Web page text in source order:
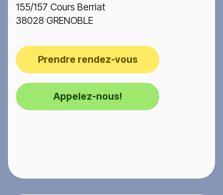
155/157 Cours Berriat
38028 GRENOBLE
Prendre rendez-vous
Appelez-nous!